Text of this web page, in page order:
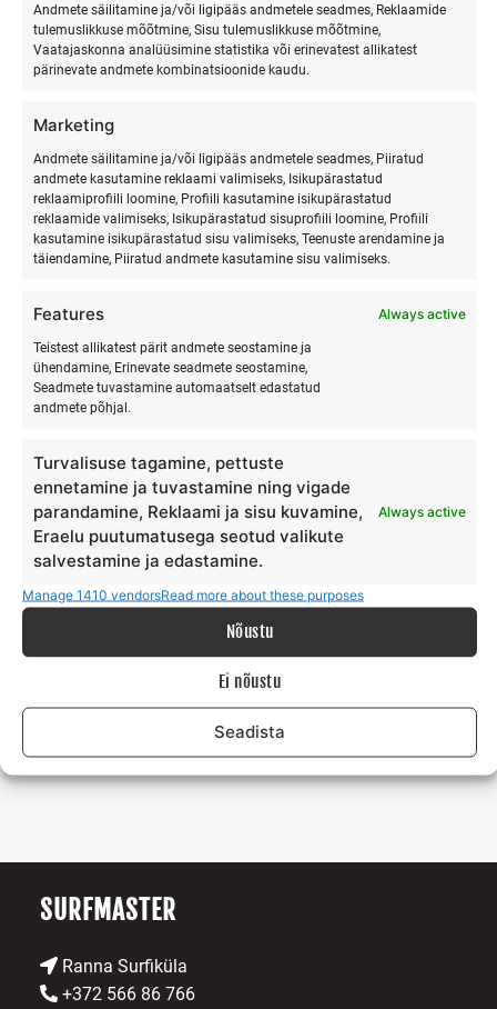
Andmete säilitamine ja/või ligipääs andmetele seadmes, Reklaamide
tulemuslikkuse mõõtmine, Sisu tulemuslikkuse mõõtmine,
Vaatajaskonna analüüsimine statistika või erinevatest allikatest
pärinevate andmete kombinatsioonide kaudu.
Marketing
Andmete säilitamine ja/või ligipääs andmetele seadmes, Piiratud
andmete kasutamine reklaami valimiseks, Isikupärastatud
reklaamiprofiili loomine, Profiili kasutamine isikupärastatud
reklaamide valimiseks, Isikupärastatud sisuprofiili loomine, Profiili
kasutamine isikupärastatud sisu valimiseks, Teenuste arendamine ja
täiendamine, Piiratud andmete kasutamine sisu valimiseks.
Features Always active
Teistest allikatest pärit andmete seostamine ja
ühendamine, Erinevate seadmete seostamine,
Seadmete tuvastamine automaatselt edastatud
andmete põhjal.
Turvalisuse tagamine, pettuste
ennetamine ja tuvastamine ning vigade
parandamine, Reklaami ja sisu kuvamine,
Eraelu puutumatusega seotud valikute
salvestamine ja edastamine.
Always active
Manage 1410 vendorsRead more about these purposes
Nõustu
Ei nõustu
Seadista
Ma usun, et liikumine ja loodus aitavad inimesel tulla
tagasi iseenda juurde. See ei ole ainult sport – see on viis,
kuidas olla rohkem kohal, tunda rohkem ja elada
Kui tuled meie juurde, siis sa ei õpi ainult surfamist. Sa
koged midagi, mis jääb sinuga kauemaks.
Surfmaster on rohkem kui surfikool – see ontoetav
kogukond ja elustiil, mis aitab sul:
Avastada surfamise maagia samm-sammultkoos
kogenud ja innustavate juhendajatega.
Ületada oma kõhklused või hirmud
Leida rõõmu ja tasakaaluläbi looduse, liikumise ja
uute kogemuste.
Luua tähendusrikkaid mälestusi
või uute tutvustega.
Kui see lugu kõnetas sind, siis võta minuga ühendust!
SURFMASTER
Ranna Surfiküla
+372 566 86 766